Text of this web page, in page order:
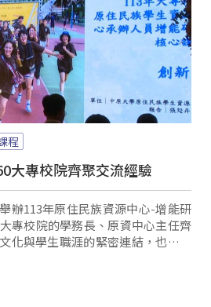
程
大專校院齊聚交流經驗
辦113年原住民族資源中心-增能研
專校院的學務長、原資中心主任齊
化與學生職涯的緊密連結，也促進
導陪伴等專業知能。